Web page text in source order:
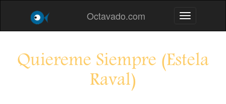
Octavado.com Toggle
Quiereme Siempre (Estela
Raval)